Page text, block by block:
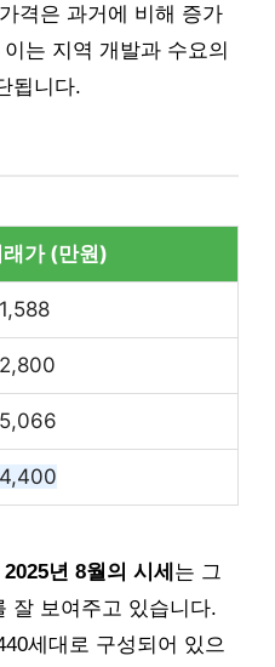
격은 과거에 비해 증가
는 지역 개발과 수요의
됩니다.
래가 (만원)
2025년 8월의 시세 는 그
잘 보여주고 있습니다.
세대로 구성되어 있으